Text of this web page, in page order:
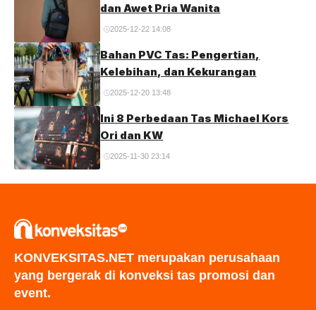
dan Awet Pria Wanita
2025-12-22 14:08
Bahan PVC Tas: Pengertian,
Kelebihan, dan Kekurangan
2025-12-20 13:48
Ini 8 Perbedaan Tas Michael Kors
Ori dan KW
2025-11-30 23:14
KONVEKSITAS.NET merupakan perusahaan
yang bergerak di konveksi tas promosi dan
event.